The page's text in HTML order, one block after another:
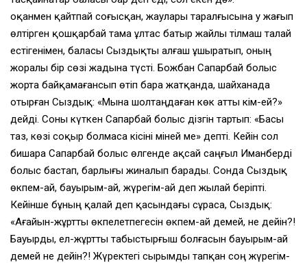
Қоқанмен қайтпай соғысқан, жаулары таралғысына у жағып
өлтірген қошқарбай тама Құлтас батыр жайлы тілмаш талай
естігенімен, баласы Сыздықты алғаш ұшыратып, оның
жоралы бір сөзі жадына түсті. Божбан Сапарбай болыс
жорта байқамағансып өтіп бара жатқанда, шайханада
отырған Сыздық: «Мына шолтаңдаған көк атты кім-ей?»
дейді. Соны күткен Сапарбай болыс дізгін тартып: «Басы
таз, көзі соқыр болмаса кісіні міней ме» депті. Кейін сол
бишара Сапарбай болыс өлгенде ақсай саңғыл Иманберді
болыс бастап, барлығы жиналып барады. Сонда Сыздық
өкпем-ай, бауырым-ай, жүрегім-ай деп жылай беріпті.
Кейінше бұның қалай деп қасындағы сұраса, Сыздық:
«Ағайын-жұртты өкпелетпегесін өкпем-ай демей, не дейін?!
Бауырды, ел-жұртты табыстырғыш болғасын бауырым-ай
демей не дейін?! Жүректегі сырымды тапқан соң жүрегім-